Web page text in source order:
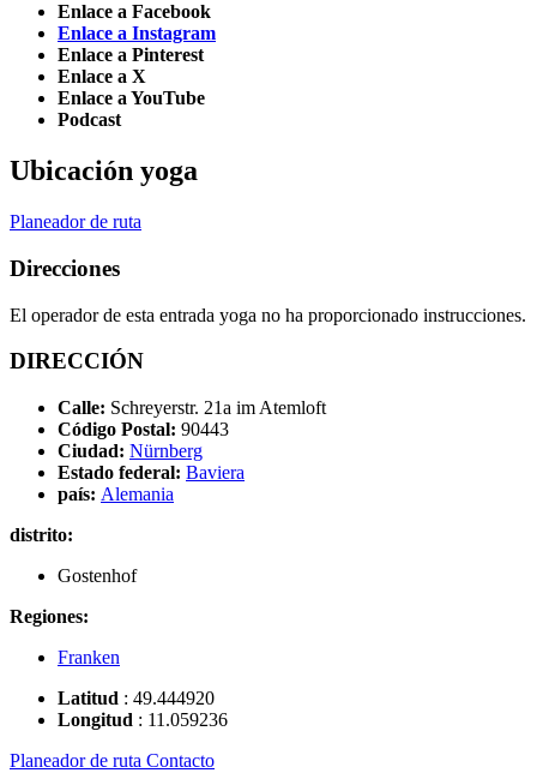
Enlace a Facebook
Enlace a Instagram
Enlace a Pinterest
Enlace a X
Enlace a YouTube
Podcast
Ubicación yoga
Planeador de ruta
Direcciones
El operador de esta entrada yoga no ha proporcionado instrucciones.
DIRECCIÓN
Calle: Schreyerstr. 21a im Atemloft
Código Postal: 90443
Ciudad: Nürnberg
Estado federal: Baviera
país: Alemania
distrito:
Gostenhof
Regiones:
Franken
Latitud : 49.444920
Longitud : 11.059236
Planeador de ruta Contacto